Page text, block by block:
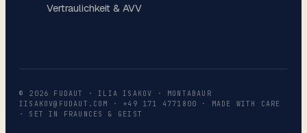
Vertraulichkeit & AVV
© 2026 FUDAUT · ILIA ISAKOV · MONTABAUR
IISAKOV@FUDAUT.COM
· +49 171 4771800
· MADE WITH CARE
· SET IN FRAUNCES & GEIST